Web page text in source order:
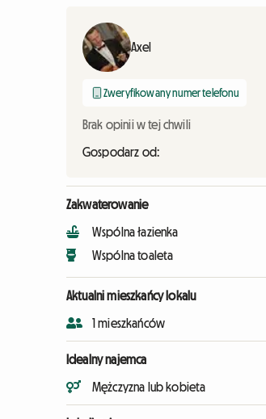
Axel
Zweryfikowany numer telefonu
Brak opinii w tej chwili
Gospodarz od:
Zakwaterowanie
Wspólna łazienka
Wspólna toaleta
Aktualni mieszkańcy lokalu
1 mieszkańców
Idealny najemca
Mężczyzna lub kobieta